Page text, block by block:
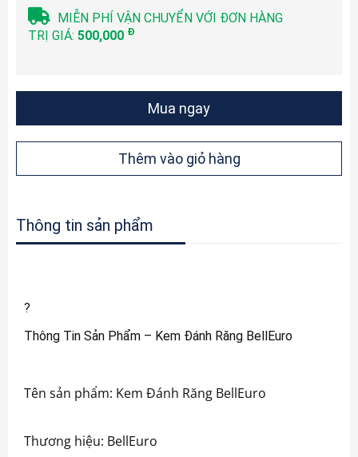
MIỄN PHÍ VẬN CHUYỂN VỚI ĐƠN HÀNG
TRỊ GIÁ: 500,000 Đ
Mua ngay
Thêm vào giỏ hàng
Thông tin sản phẩm
?
Thông Tin Sản Phẩm – Kem Đánh Răng BellEuro
Tên sản phẩm: Kem Đánh Răng BellEuro
Thương hiệu: BellEuro